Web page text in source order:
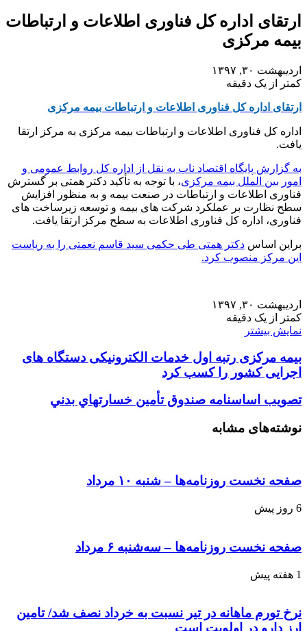
ارتقای اداره کل فناوری اطلاعات و ارتباطات
بیمه مرکزی
اردیبهشت ۳۰, ۱۳۹۷
کمتر از یک دقیقه
ارتقای اداره کل فناوری اطلاعات و ارتباطات بیمه مرکزی
اداره کل فناوری اطلاعات و ارتباطات بیمه مرکزی به مرکز ارتقا
یافت.
به گزارش پایگاه اقتصاد ناب به نقل از اداره کل روابط عمومی و
امور بین الملل بیمه مرکزی، با توجه به تأکید دکتر همتی بر گسترش
فناوری اطلاعات و ارتباطات در صنعت بیمه و به منظور افزایش
سطح نظارت بر عملکرد شرکت های بیمه و توسعه زیرساخت های
فناوری، اداره کل فناوری اطلاعات به سطح مرکز ارتقا یافت.
براین اساس دکتر همتی طی حکمی سید قاسم نعمتی را به ریاست
این مرکز منصوب کرد.
اردیبهشت ۳۰, ۱۳۹۷
کمتر از یک دقیقه
نمایش بیشتر
بیمه مرکزی رتبه اول خدمات الکترونیکی دستگاه های
اجرایی کشور را کسب کرد
تصویب اساسنامه صندوق تأمین خسارتهاي بدني
نوشته‌های مشابه
صفحه نخست روزنامه‌ها – شنبه ۱۰ مرداد
6 روز پیش
صفحه نخست روزنامه‌ها – سه‌شنبه ۶ مرداد
1 هفته پیش
نرخ تورم ماهانه در تیر نسبت به خرداد نصف شد/ تامین
ارز دارو در اولویت است